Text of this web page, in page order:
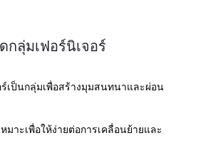
กลุ่มเฟอร์นิเจอร์
ร์เป็นกลุ่มเพื่อสร้างมุมสนทนาและผ่อน
มาะเพื่อให้ง่ายต่อการเคลื่อนย้ายและ